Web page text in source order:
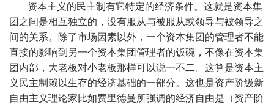
资本主义的民主制有它特定的经济条件。这就是资本集
团之间是相互独立的，没有服从与被服从或领导与被领导之
间的关系。除了市场因素以外，一个资本集团的管理者不能
直接的影响到另一个资本集团管理者的饭碗，不像在资本集
团内部，大老板对小老板那样可以说一不二。这算是资本主
义民主制赖以生存的经济基础的一部分。这也是资产阶级新
自由主义理论家比如费里德曼所强调的经济自由是（资产阶